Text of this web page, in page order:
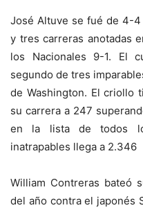
José Altuve se fué de 4-
y tres carreras anotadas
los Nacionales 9-1. El
segundo de tres
de Washington. El criollo
su carrera a 247
en la lista de todos
inatrapables llega a 2.346
William Contreras bateó
del año contra el japonés